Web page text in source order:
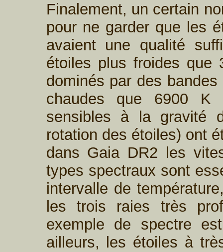
Finalement, un certain
pour ne garder que les
avaient une qualité
étoiles plus froides que
dominés par des
chaudes que 6900 K
sensibles à la gravité
rotation des étoiles) ont
dans Gaia DR2 les
types spectraux sont
intervalle de
les trois raies très
exemple de spectre
ailleurs, les étoiles à